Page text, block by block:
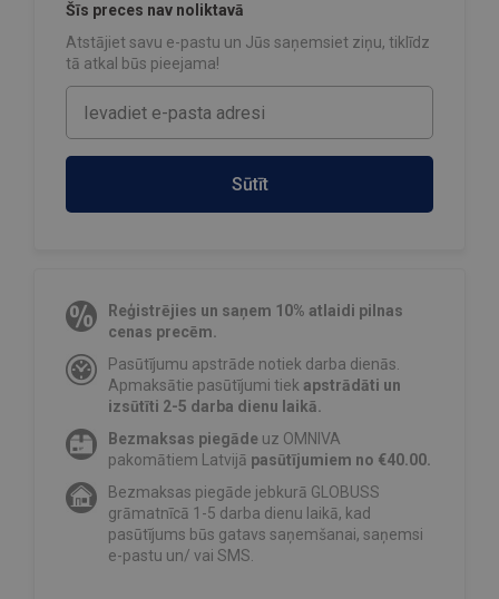
Šīs preces nav noliktavā
Atstājiet savu e-pastu un Jūs saņemsiet ziņu, tiklīdz
tā atkal būs pieejama!
Sūtīt
Reģistrējies un saņem 10% atlaidi pilnas
cenas precēm.
Pasūtījumu apstrāde notiek darba dienās.
Apmaksātie pasūtījumi tiekapstrādāti un
izsūtīti 2-5 darba dienu laikā.
Bezmaksas piegāde uz OMNIVA
pakomātiem Latvijā pasūtījumiem no €40.00.
Bezmaksas piegāde jebkurā GLOBUSS
grāmatnīcā 1-5 darba dienu laikā, kad
pasūtījums būs gatavs saņemšanai, saņemsi
e-pastu un/ vai SMS.